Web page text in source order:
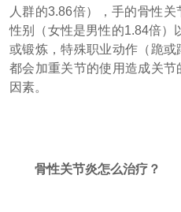
人群的3.86倍），手的骨性
性别（女性是男性的1.84倍）
或锻炼，特殊职业动作（跪或
都会加重关节的使用造成关
因素。
骨性关节炎怎么治疗？